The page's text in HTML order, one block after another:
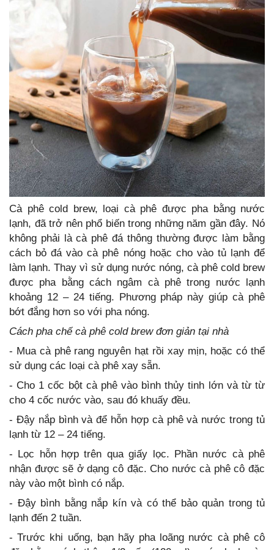
Cà phê cold brew, loại cà phê được pha bằng nước
lạnh, đã trở nên phổ biến trong những năm gần đây. Nó
không phải là cà phê đá thông thường được làm bằng
cách bỏ đá vào cà phê nóng hoặc cho vào tủ lạnh để
làm lạnh. Thay vì sử dụng nước nóng, cà phê cold brew
được pha bằng cách ngâm cà phê trong nước lạnh
khoảng 12 – 24 tiếng. Phương pháp này giúp cà phê
bớt đắng hơn so với pha nóng.
Cách pha chế cà phê cold brew đơn giản tại nhà
- Mua cà phê rang nguyên hạt rồi xay mịn, hoặc có thể
sử dụng các loại cà phê xay sẵn.
- Cho 1 cốc bột cà phê vào bình thủy tinh lớn và từ từ
cho 4 cốc nước vào, sau đó khuấy đều.
- Đậy nắp bình và để hỗn hợp cà phê và nước trong tủ
lạnh từ 12 – 24 tiếng.
- Lọc hỗn hợp trên qua giấy lọc. Phần nước cà phê
nhận được sẽ ở dạng cô đặc. Cho nước cà phê cô đặc
này vào một bình có nắp.
- Đậy bình bằng nắp kín và có thể bảo quản trong tủ
lạnh đến 2 tuần.
- Trước khi uống, bạn hãy pha loãng nước cà phê cô